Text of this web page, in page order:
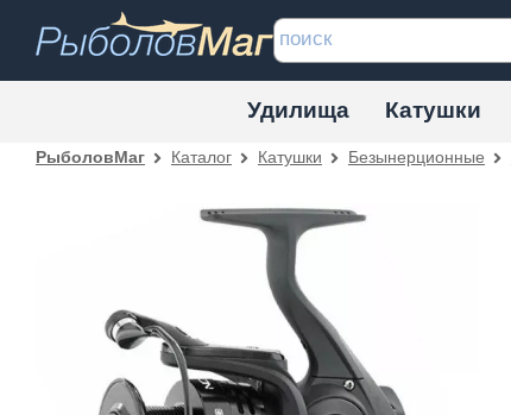
Удилища Катушки
РыболовМаг Каталог Катушки Безынерционные